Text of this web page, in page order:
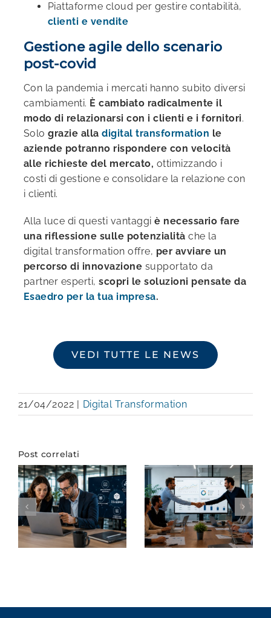
Piattaforme cloud per gestire contabilità,
clienti e vendite
Gestione agile dello scenario
post-covid
Con la pandemia i mercati hanno subito diversi
cambiamenti. È cambiato radicalmente il
modo di relazionarsi con i clienti e i fornitori.
Solograzie alladigital transformation le
aziende potranno rispondere con velocità
alle richieste del mercato, ottimizzando i
costi di gestione e consolidare la relazione con
i clienti.
Alla luce di questi vantaggiè necessario fare
una riflessione sulle potenzialità che la
digital transformation offre, per avviare un
percorso di innovazione supportato da
partner esperti,scopri le soluzioni pensate da
Esaedro per la tua impresa.
VEDI TUTTE LE NEWS
21/04/2022 Digital Transformation
Post correlati
Esaedro e
Vicsam
Group: una
sinergia che
rafforza il
futuro
digitale delle
Esaedro
entra nel
Vicsam: una
nuova
energia per il
tuo business